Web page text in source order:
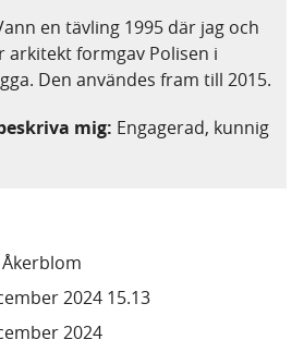
en tävling 1995 där jag och
arkitekt formgav Polisen i
Den användes fram till 2015.
mig: Engagerad, kunnig
2024 15.13
2024